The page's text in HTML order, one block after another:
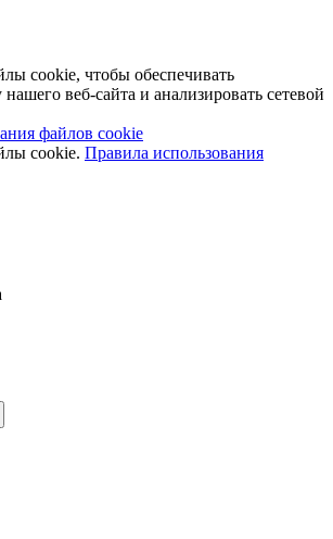
cookie, чтобы обеспечивать
веб-сайта и анализировать сетевой
файлов cookie
cookie. Правила использования